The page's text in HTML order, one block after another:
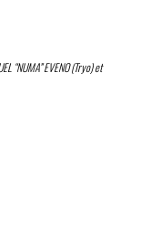
“NUMA” EVENO (Tryo) et